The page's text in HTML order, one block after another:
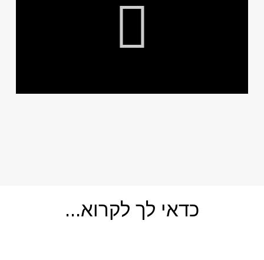
כדאי לך לקרוא...